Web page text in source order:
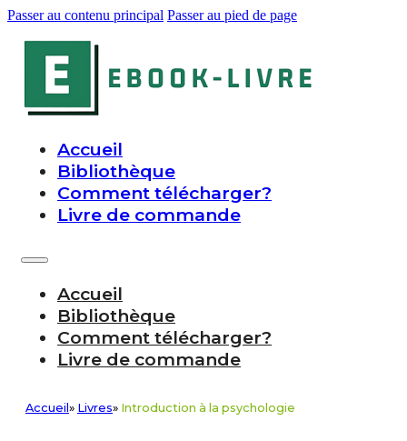
Passer au contenu principal Passer au pied de page
Accueil
Bibliothèque
Comment télécharger?
Livre de commande
Accueil
Bibliothèque
Comment télécharger?
Livre de commande
Accueil » Livres» Introduction à la psychologie